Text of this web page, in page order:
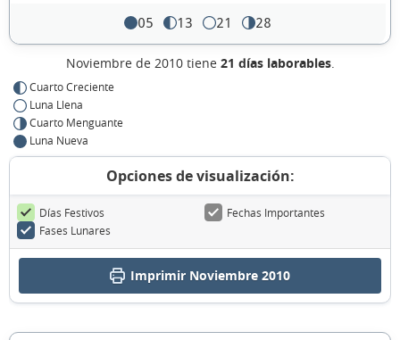
05 13 21 28
Noviembre de 2010 tiene 21 días laborables.
Cuarto Creciente
Luna Llena
Cuarto Menguante
Luna Nueva
Opciones de visualización:
Días Festivos
Fechas Importantes
Fases Lunares
Imprimir Noviembre 2010